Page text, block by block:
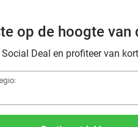
op de hoogte van
Deal en profiteer van